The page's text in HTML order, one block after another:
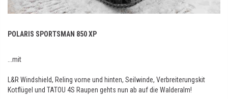
POLARIS SPORTSMAN 850 XP
...mit
L&R Windshield, Reling vorne und hinten, Seilwinde, Verbreiterungskit
Kotflügel und TATOU 4S Raupen gehts nun ab auf die Walderalm!